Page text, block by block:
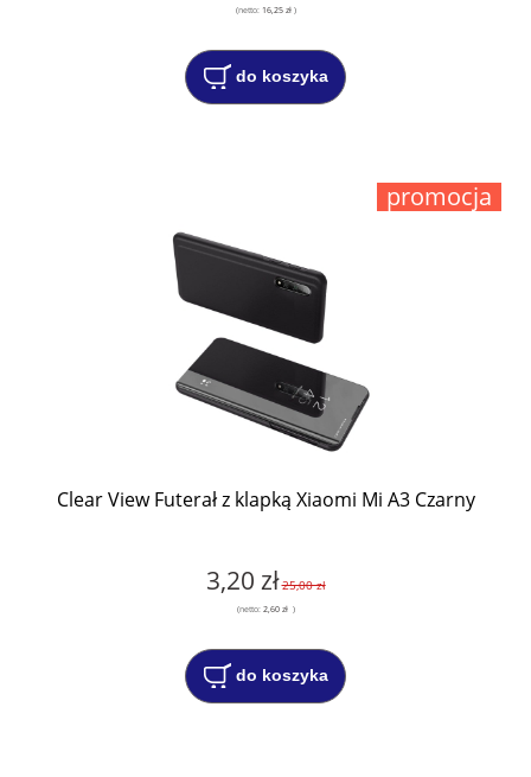
(netto: 16,25 zł)
do koszyka
Clear View Futerał z klapką Xiaomi Mi A3 Czarny
3,20 zł 25,00 zł
(netto: 2,60 zł )
do koszyka
promocja